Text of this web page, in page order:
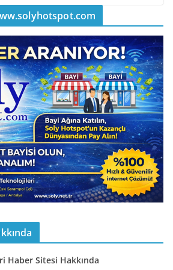
Haber Sitesi Hakkında